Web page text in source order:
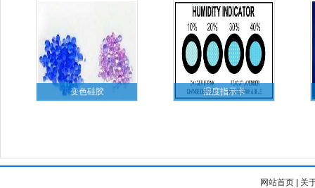
变色硅胶 湿度指示卡
网站首页
关